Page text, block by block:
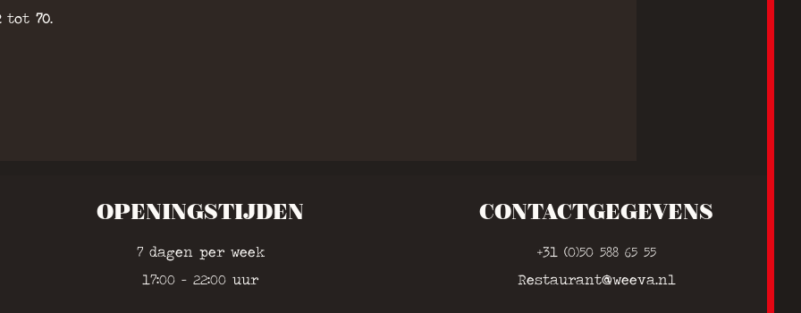
tot 70.
OPENINGSTIJDEN
7 dagen per week
17:00 - 22:00 uur
CONTACTGEGEVENS
+31 (0)50 588 65 55
Restaurant@weeva.nl